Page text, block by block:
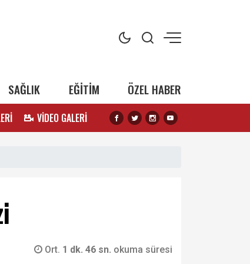
SAĞLIK EĞİTİM ÖZEL HABER
VİDEO GALERİ
Ort. 1 dk. 46 sn. okuma süresi